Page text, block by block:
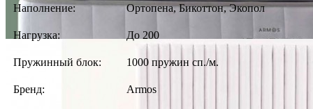
Наполнение: Ортопена, Бикоттон, Экопол
Нагрузка: До 200
Пружинный блок: 1000 пружин сп./м.
Бренд: Armos